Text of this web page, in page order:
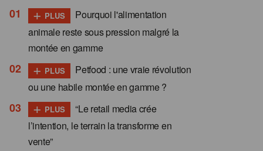
+ PLUS
Pourquoi l'alimentation
animale reste sous pression malgré la
montée en gamme
+ PLUS
Petfood : une vraie révolution
ou une habile montée en gamme ?
+ PLUS
“Le retail media crée
l’intention, le terrain la transforme en
vente”